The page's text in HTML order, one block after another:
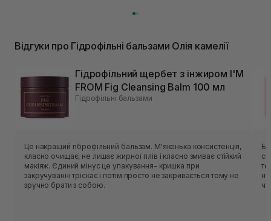
Відгуки про Гідрофільні бальзами Олія камелії
Гідрофільний щербет з інжиром I'M
FROM Fig Cleansing Balm 100 мл
Гідрофільні бальзами
Це накращий гіброфільний бальзам. М'якенька консистенція,
класно очищає, не лишає жирної плів і класно змиває стійкий
макіяж. Єдиний мінус це упакування- кришка при
закручуванні тріскає і потім просто не закривається тому не
зручно брати з собою.